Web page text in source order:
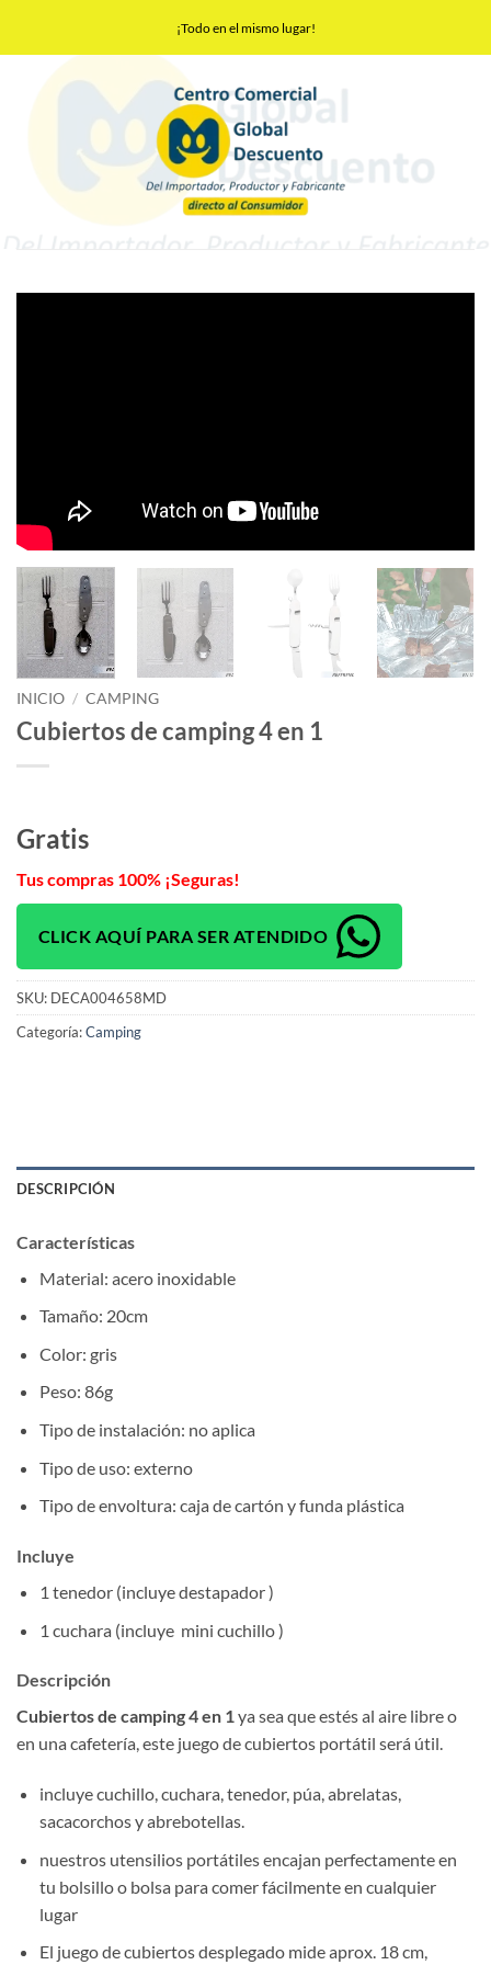
contenido
¡Todo en el mismo lugar!
INICIO / CAMPING
Cubiertos de camping 4 en 1
Gratis
Tus compras 100% ¡Seguras!
CLICK AQUÍ PARA SER ATENDIDO
SKU: DECA004658MD
Categoría:Camping
DESCRIPCIÓN
Características
Material: acero inoxidable
Tamaño: 20cm
Color: gris
Peso: 86g
Tipo de instalación: no aplica
Tipo de uso: externo
Tipo de envoltura: caja de cartón y funda plástica
Incluye
1 tenedor (incluye destapador )
1 cuchara (incluye mini cuchillo )
Descripción
Cubiertos de camping 4 en 1ya sea que estés al aire libre o
en una cafetería, este juego de cubiertos portátil será útil.
incluye cuchillo, cuchara, tenedor, púa, abrelatas,
sacacorchos y abrebotellas.
nuestros utensilios portátiles encajan perfectamente en
tu bolsillo o bolsa para comer fácilmente en cualquier
lugar
El juego de cubiertos desplegado mide aprox. 18 cm,